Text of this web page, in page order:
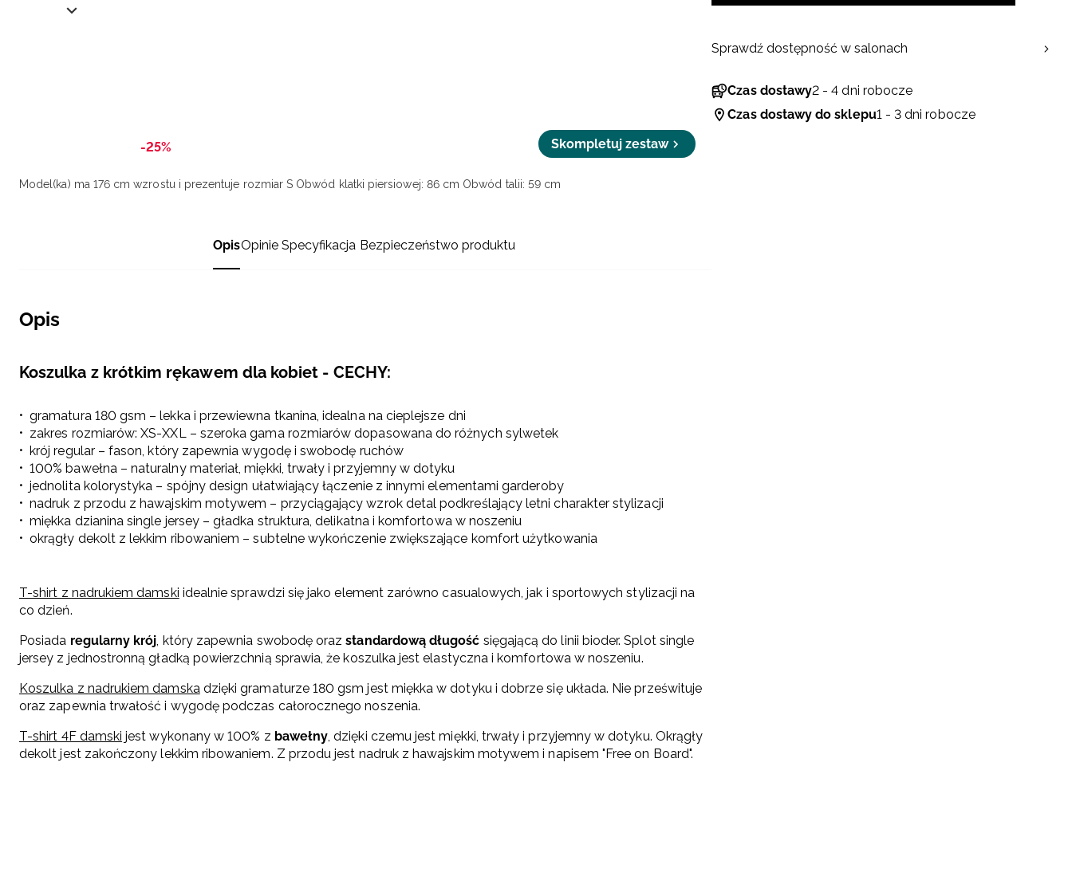
-25% Skompletuj zestaw
Model(ka) ma 176 cm wzrostu i prezentuje rozmiar S Obwód klatki piersiowej: 86 cm Obwód talii: 59 cm
OpisOpinie Specyfikacja Bezpieczeństwo produktu
Opis
Koszulka z krótkim rękawem dla kobiet - CECHY:
gramatura 180 gsm – lekka i przewiewna tkanina, idealna na cieplejsze dni
zakres rozmiarów: XS-XXL – szeroka gama rozmiarów dopasowana do różnych sylwetek
krój regular – fason, który zapewnia wygodę i swobodę ruchów
100% bawełna – naturalny materiał, miękki, trwały i przyjemny w dotyku
jednolita kolorystyka – spójny design ułatwiający łączenie z innymi elementami garderoby
nadruk z przodu z hawajskim motywem – przyciągający wzrok detal podkreślający letni charakter stylizacji
miękka dzianina single jersey – gładka struktura, delikatna i komfortowa w noszeniu
okrągły dekolt z lekkim ribowaniem – subtelne wykończenie zwiększające komfort użytkowania
T-shirt z nadrukiem damski idealnie sprawdzi się jako element zarówno casualowych, jak i sportowych stylizacji na
co dzień.
Posiada regularny krój, który zapewnia swobodę orazstandardową długość sięgającą do linii bioder. Splot single
jersey z jednostronną gładką powierzchnią sprawia, że koszulka jest elastyczna i komfortowa w noszeniu.
Koszulka z nadrukiem damskadzięki gramaturze 180 gsm jest miękka w dotyku i dobrze się układa. Nie prześwituje
oraz zapewnia trwałość i wygodę podczas całorocznego noszenia.
T-shirt 4F damski jest wykonany w 100% z bawełny, dzięki czemu jest miękki, trwały i przyjemny w dotyku. Okrągły
dekolt jest zakończony lekkim ribowaniem. Z przodu jest nadruk z hawajskim motywem i napisem "Free on Board".
Czas dostawy2 - 4 dni robocze
Czas dostawy do sklepu1 - 3 dni robocze
Sprawdź dostępność w salonach